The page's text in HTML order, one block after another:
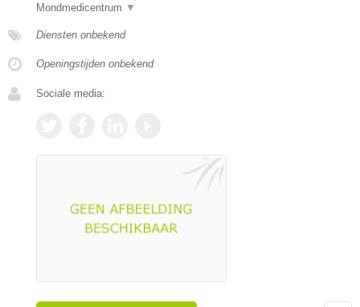
Mondmedicentrum ▼
Diensten onbekend
Openingstijden onbekend
Sociale media: